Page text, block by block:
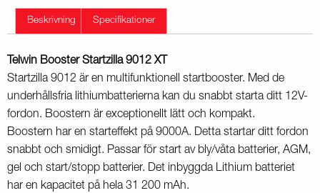
Beskrivning Specifikationer
Telwin Booster Startzilla 9012 XT
Startzilla 9012 är en multifunktionell startbooster. Med de
underhållsfria lithiumbatterierna kan du snabbt starta ditt 12V-
fordon. Boostern är exceptionellt lätt och kompakt.
Boostern har en starteffekt på 9000A. Detta startar ditt fordon
snabbt och smidigt. Passar för start av bly/våta batterier, AGM,
gel och start/stopp batterier. Det inbyggda Lithium batteriet
har en kapacitet på hela 31 200 mAh.